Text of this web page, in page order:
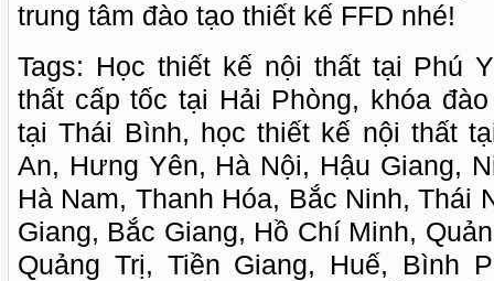
trung tâm đào tạo thiết kế FFD nhé!
Tags: Học thiết kế nội thất tại Phú
thất cấp tốc tại Hải Phòng, khóa
tại Thái Bình, học thiết kế nội thất
An, Hưng Yên, Hà Nội, Hậu Giang,
Hà Nam, Thanh Hóa, Bắc Ninh, Thái
Giang, Bắc Giang, Hồ Chí Minh,
Quảng Trị, Tiền Giang, Huế, Bình